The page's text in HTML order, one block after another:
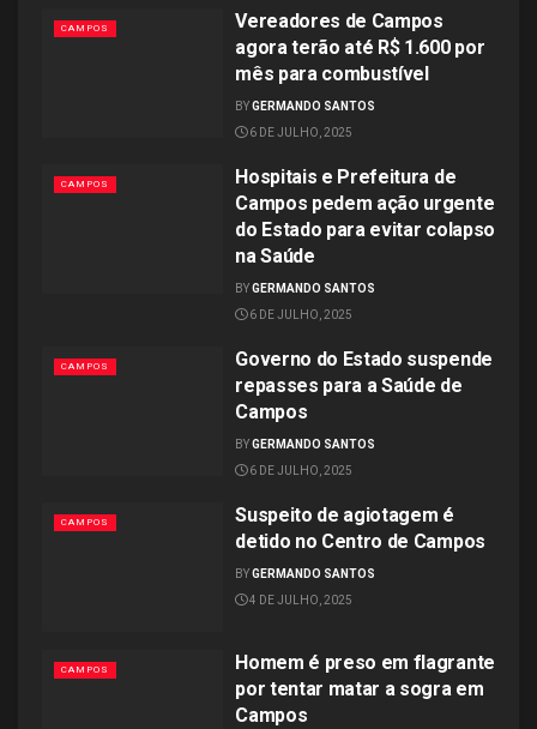
CAMPOS
Vereadores de Campos
agora terão até R$ 1.600 por
mês para combustível
BYGERMANDO SANTOS
6 DE JULHO, 2025
CAMPOS
Hospitais e Prefeitura de
Campos pedem ação urgente
do Estado para evitar colapso
na Saúde
BYGERMANDO SANTOS
6 DE JULHO, 2025
CAMPOS
Governo do Estado suspende
repasses para a Saúde de
Campos
BYGERMANDO SANTOS
6 DE JULHO, 2025
CAMPOS
Suspeito de agiotagem é
detido no Centro de Campos
BYGERMANDO SANTOS
4 DE JULHO, 2025
CAMPOS
Homem é preso em flagrante
por tentar matar a sogra em
Campos